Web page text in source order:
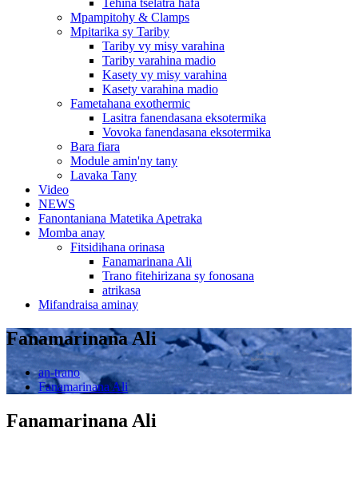
Tehina tselatra hafa
Mpampitohy & Clamps
Mpitarika sy Tariby
Tariby vy misy varahina
Tariby varahina madio
Kasety vy misy varahina
Kasety varahina madio
Fametahana exothermic
Lasitra fanendasana eksotermika
Vovoka fanendasana eksotermika
Bara fiara
Module amin'ny tany
Lavaka Tany
Video
NEWS
Fanontaniana Matetika Apetraka
Momba anay
Fitsidihana orinasa
Fanamarinana Ali
Trano fitehirizana sy fonosana
atrikasa
Mifandraisa aminay
Fanamarinana Ali
an-trano
Fanamarinana Ali
Fanamarinana Ali